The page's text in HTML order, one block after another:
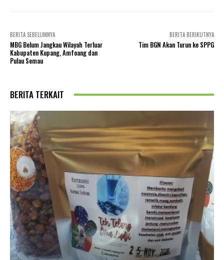
BERITA SEBELUMNYA
MBG Belum Jangkau Wilayah Terluar
Kabupaten Kupang, Amfoang dan
Pulau Semau
BERITA BERIKUTNYA
Tim BGN Akan Turun ke SPPG
BERITA TERKAIT